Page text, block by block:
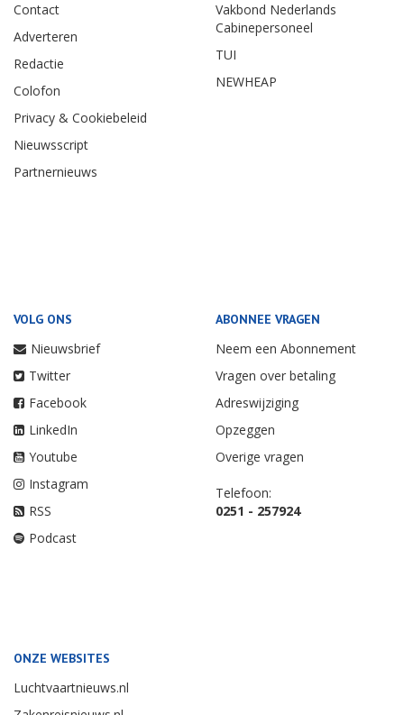
Contact
Adverteren
Redactie
Colofon
Privacy & Cookiebeleid
Nieuwsscript
Partnernieuws
Vakbond Nederlands
Cabinepersoneel
TUI
NEWHEAP
VOLG ONS
Nieuwsbrief
Twitter
Facebook
LinkedIn
Youtube
Instagram
RSS
Podcast
ABONNEE VRAGEN
Neem een Abonnement
Vragen over betaling
Adreswijziging
Opzeggen
Overige vragen
Telefoon:
0251 - 257924
ONZE WEBSITES
Luchtvaartnieuws.nl